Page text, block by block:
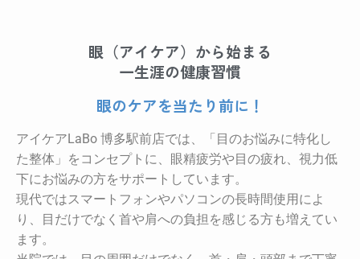
眼（アイケア）から始まる
一生涯の健康習慣
眼のケアを当たり前に！
アイケアLaBo 博多駅前店では、「目のお悩みに特化し
た整体」をコンセプトに、眼精疲労や目の疲れ、視力低
下にお悩みの方をサポートしています。
現代ではスマートフォンやパソコンの長時間使用によ
り、目だけでなく首や肩への負担を感じる方も増えてい
ます。